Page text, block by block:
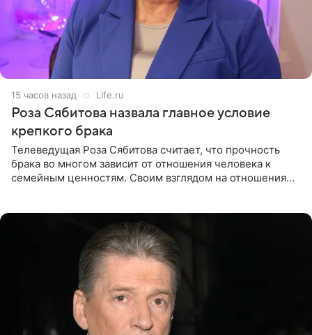
15 часов назад Life.ru
Роза Сябитова назвала главное условие
крепкого брака
Телеведущая Роза Сябитова считает, что прочность
брака во многом зависит от отношения человека к
семейным ценностям. Своим взглядом на отношения